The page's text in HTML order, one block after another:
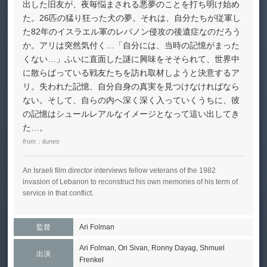
出した旧友が、夜毎悩まされる悪夢のことを打ち明け始め
た。26匹の猛り狂った犬の夢。それは、自分たちが従軍し
た82年のイスラエル軍のレバノン侵攻の後遺症なのだろう
か。アリは突然気付く…「自分には、当時の記憶がまった
くない…」ふいに直面した謎に興味をそそられて、世界中
に散らばっている戦友たちを訪れ取材しようと決意するア
リ。失われた記憶、自分自身の真実を見つけなければなら
ない。そして、自らの内へ深く深く入っていくうちに、彼
の記憶はシュールレアルなイメージとなって這い出してき
た…。
from： itunes
An Israeli film director interviews fellow veterans of the 1982
invasion of Lebanon to reconstruct his own memories of his term of
service in that conflict.
監督 Ari Folman
出演
Ari Folman, Ori Sivan, Ronny Dayag, Shmuel
Frenkel